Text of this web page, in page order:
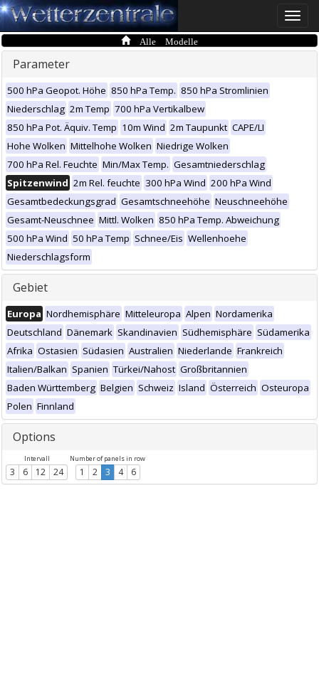
Toggle
Alle Modelle
Parameter
500 hPa Geopot. Höhe 850 hPa Temp. 850 hPa Stromlinien
Niederschlag 2m Temp 700 hPa Vertikalbew
850 hPa Pot. Äquiv. Temp 10m Wind 2m Taupunkt CAPE/LI
Hohe Wolken Mittelhohe Wolken Niedrige Wolken
700 hPa Rel. Feuchte Min/Max Temp. Gesamtniederschlag
Spitzenwind 2m Rel. feuchte 300 hPa Wind 200 hPa Wind
Gesamtbedeckungsgrad Gesamtschneehöhe Neuschneehöhe
Gesamt-Neuschnee Mittl. Wolken 850 hPa Temp. Abweichung
500 hPa Wind 50 hPa Temp Schnee/Eis Wellenhoehe
Niederschlagsform
Gebiet
Europa Nordhemisphäre Mitteleuropa Alpen Nordamerika
Deutschland Dänemark Skandinavien Südhemisphäre Südamerika
Afrika Ostasien Südasien Australien Niederlande Frankreich
Italien/Balkan Spanien Türkei/Nahost Großbritannien
Baden Württemberg Belgien Schweiz Island Österreich Osteuropa
Polen Finnland
Options
Intervall
3 6 12 24
Number of panels in row
1 2 3 4 6